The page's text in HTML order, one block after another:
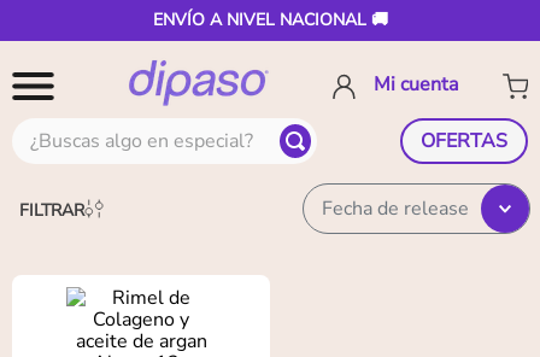
ENVÍO A NIVEL NACIONAL 🚚
¿Buscas algo en especial? OFERTAS
FILTRAR Fecha de release